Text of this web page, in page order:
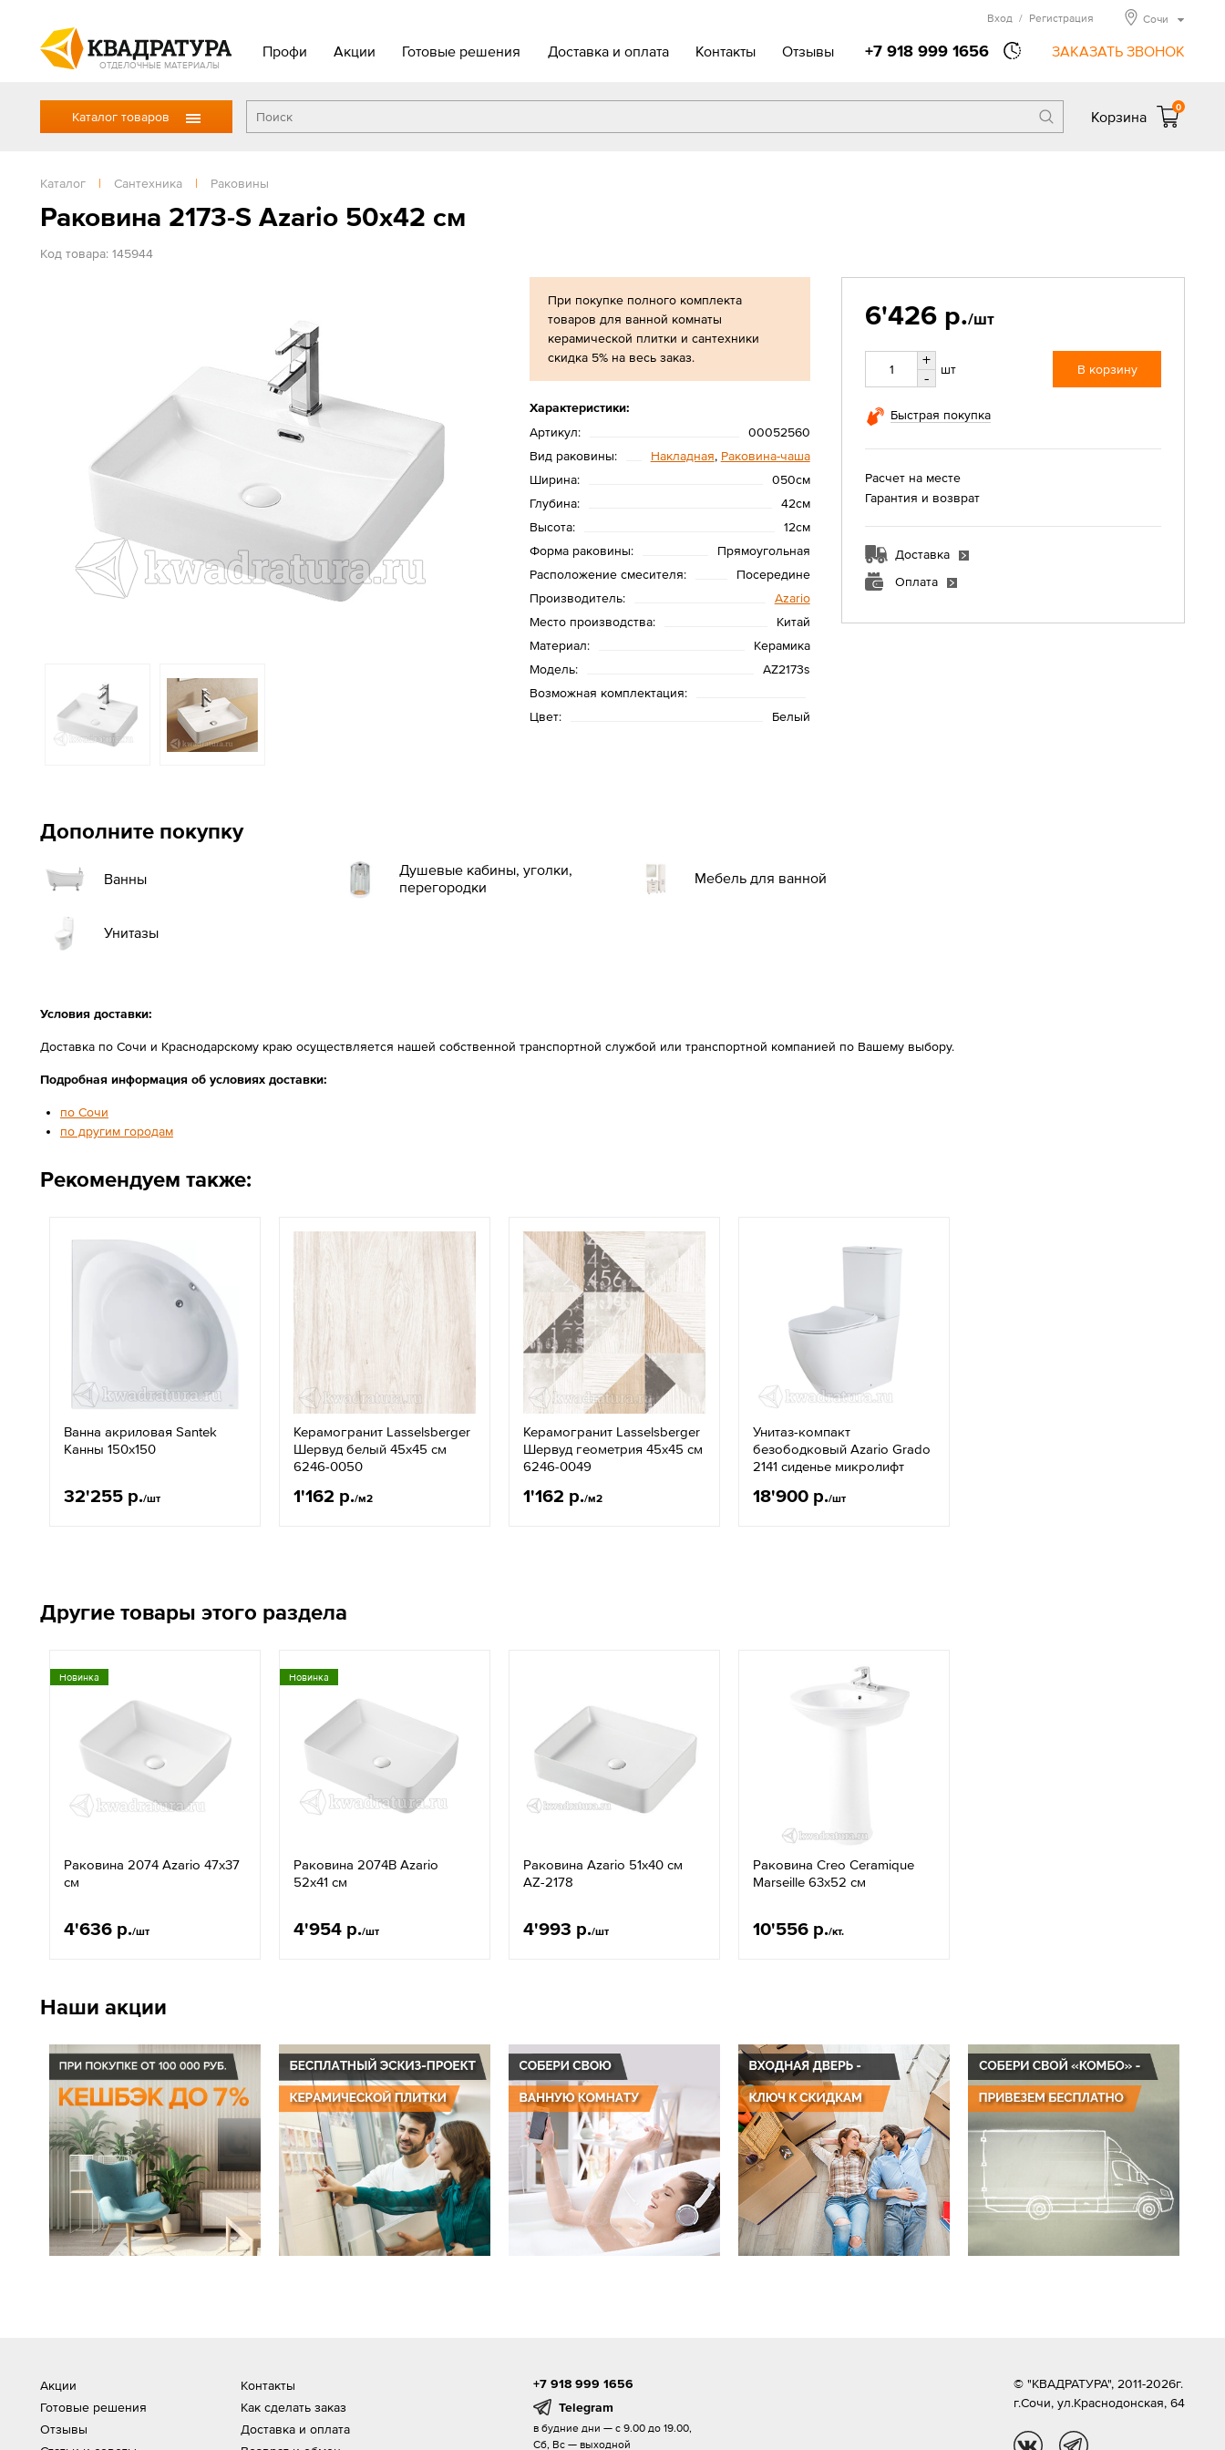
ОТДЕЛОЧНЫЕ МАТЕРИАЛЫ
Профи Акции Готовые решения Доставка и оплата Контакты Отзывы +7 918 999 1656 ЗАКАЗАТЬ ЗВОНОК
Вход / Регистрация Сочи
Каталог товаров Корзина
0
Каталог | Сантехника | Раковины
Раковина 2173-S Azario 50x42 см
Код товара: 145944
При покупке полного комплекта
товаров для ванной комнаты
керамической плитки и сантехники
скидка 5% на весь заказ.
Характеристики:
Артикул:
00052560
Вид раковины:
Накладная, Раковина-чаша
Ширина:
050см
Глубина:
42см
Высота:
12см
Форма раковины:
Прямоугольная
Расположение смесителя:
Посередине
Производитель:
Azario
Место производства:
Китай
Материал:
Керамика
Модель:
AZ2173s
Возможная комплектация:
Цвет:
Белый
6'426 р./шт
+
-
шт В корзину
Быстрая покупка
Расчет на месте
Гарантия и возврат
Доставка
Оплата
Дополните покупку
Ванны
Душевые кабины, уголки,
перегородки
Мебель для ванной
Унитазы
Условия доставки:
Доставка по Сочи и Краснодарскому краю осуществляется нашей собственной транспортной службой или транспортной компанией по Вашему выбору.
Подробная информация об условиях доставки:
по Сочи
по другим городам
Рекомендуем также:
Ванна акриловая Santek
Канны 150х150
32'255 р./шт
Керамогранит Lasselsberger
Шервуд белый 45х45 см
6246-0050
1'162 р./м2
Керамогранит Lasselsberger
Шервуд геометрия 45х45 см
6246-0049
1'162 р./м2
Унитаз-компакт
безободковый Azario Grado
2141 сиденье микролифт
18'900 р./шт
Другие товары этого раздела
Новинка
Раковина 2074 Azario 47x37
см
4'636 р./шт
Новинка
Раковина 2074B Azario
52x41 см
4'954 р./шт
Раковина Azario 51x40 см
AZ-2178
4'993 р./шт
Раковина Creo Ceramique
Marseille 63x52 см
10'556 р./кт.
Наши акции
Акции
Готовые решения
Отзывы
Контакты
Как сделать заказ
Доставка и оплата
+7 918 999 1656
Telegram
в будние дни — с 9.00 до 19.00,
Сб, Вс — выходной
© "КВАДРАТУРА", 2011-2026г.
г.Сочи, ул.Краснодонская, 64